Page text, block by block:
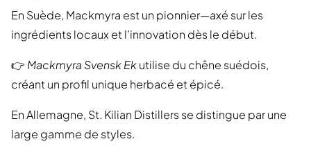
En Suède, Mackmyra est un pionnier—axé sur les
ingrédients locaux et l'innovation dès le début.
👉 Mackmyra Svensk Ekutilise du chêne suédois,
créant un profil unique herbacé et épicé.
En Allemagne, St. Kilian Distillers se distingue par une
large gamme de styles.